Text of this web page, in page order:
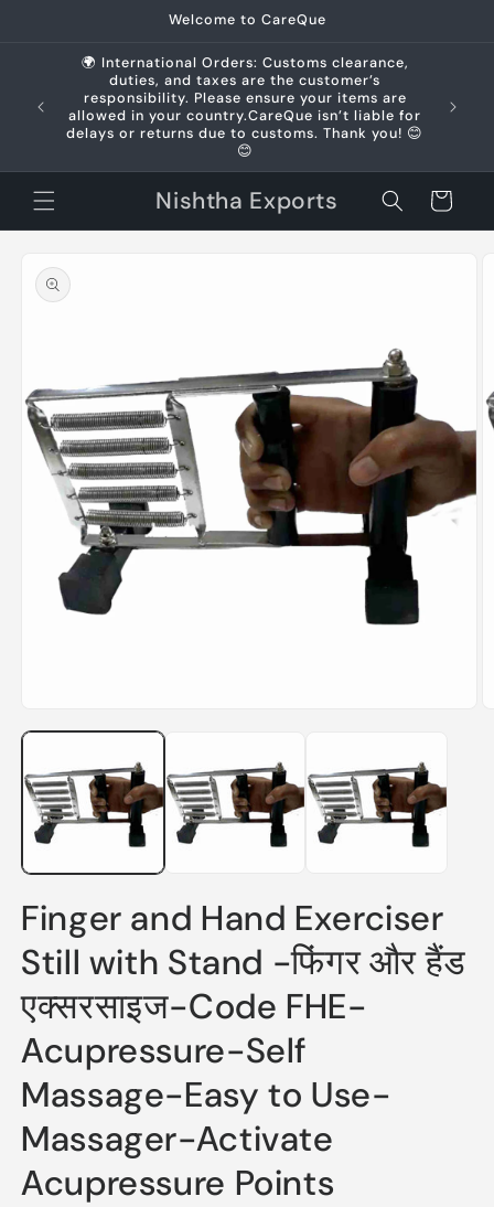
Welcome to CareQue
🌍 International Orders: Customs clearance,
duties, and taxes are the customer’s
responsibility. Please ensure your items are
allowed in your country.CareQue isn’t liable for
delays or returns due to customs. Thank you! 😊
😊
Nishtha Exports Cart
product
information
media
modal
Finger and Hand Exerciser
Still with Stand -फिंगर और हैंड
एक्सरसाइज-Code FHE-
Acupressure-Self
Massage-Easy to Use-
Massager-Activate
Acupressure Points